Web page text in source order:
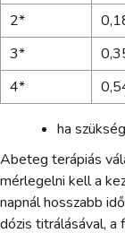
2*
3*
4*
ha
Abeteg terápiás
mérlegelni kell a
napnál hosszabb
dózis titrálásával, a